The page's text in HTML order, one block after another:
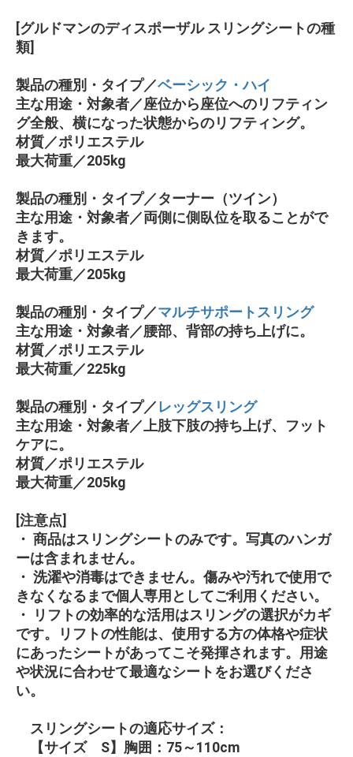
[グルドマンのディスポーザル スリングシートの種
類]
製品の種別・タイプ／ベーシック・ハイ
主な用途・対象者／座位から座位へのリフティン
グ全般、横になった状態からのリフティング。
材質／ポリエステル
最大荷重／205kg
製品の種別・タイプ／ターナー（ツイン）
主な用途・対象者／両側に側臥位を取ることがで
きます。
材質／ポリエステル
最大荷重／205kg
製品の種別・タイプ／マルチサポートスリング
主な用途・対象者／腰部、背部の持ち上げに。
材質／ポリエステル
最大荷重／225kg
製品の種別・タイプ／ レッグスリング
主な用途・対象者／上肢下肢の持ち上げ、フット
ケアに。
材質／ポリエステル
最大荷重／205kg
[注意点]
・ 商品はスリングシートのみです。写真のハンガ
ーは含まれません。
・ 洗濯や消毒はできません。傷みや汚れで使用で
きなくなるまで個人専用としてご利用ください。
・ リフトの効率的な活用はスリングの選択がカギ
です。リフトの性能は、使用する方の体格や症状
にあったシートがあってこそ発揮されます。用途
や状況に合わせて最適なシートをお選びくださ
い。
スリングシートの適応サイズ：
【サイズ S】胸囲：75～110cm